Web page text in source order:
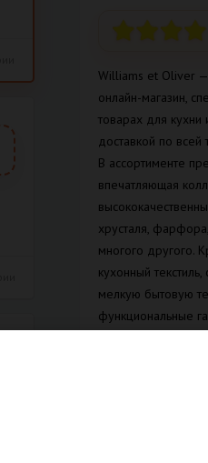
Williams et Oliver
онлайн-магазин,
товарах для кухни
доставкой по всей
В ассортименте
впечатляющая
хрусталя,
многого другого.
кухонный
мелкую бытовую
функциональные
комфортным и
Продукция
дизайном, но и